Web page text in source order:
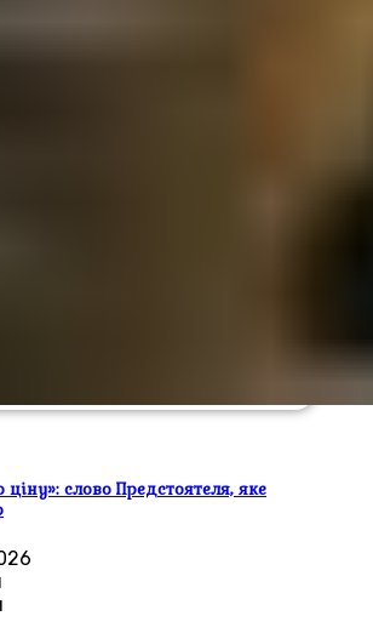
слово Предстоятеля, яке